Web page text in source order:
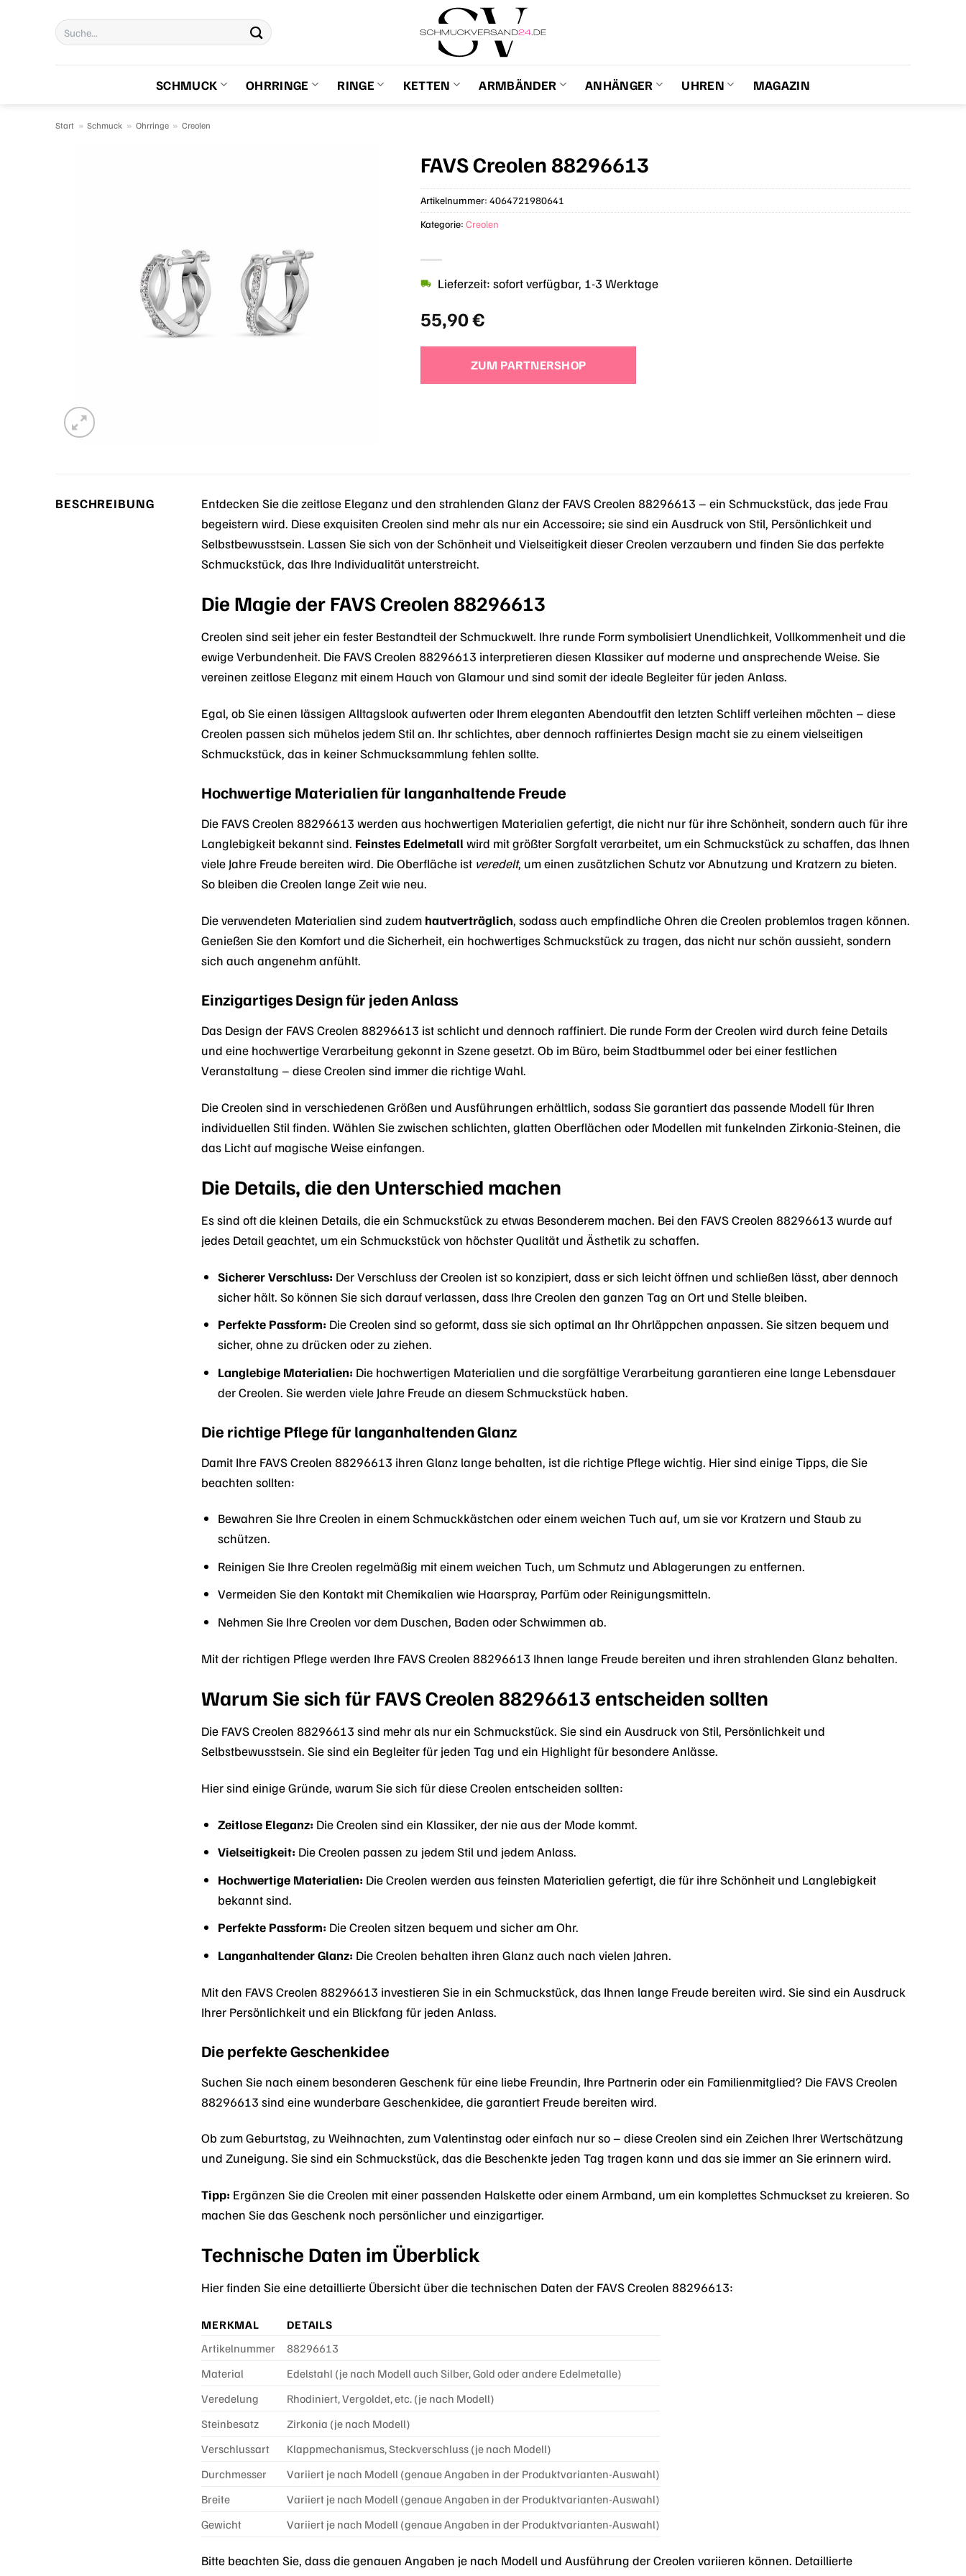
Suchen
nach:
SCHMUCK OHRRINGE RINGE KETTEN ARMBÄNDER ANHÄNGER UHREN MAGAZIN
Start » Schmuck » Ohrringe » Creolen
FAVS Creolen 88296613
55,90€
Lieferzeit: sofort verfügbar, 1-3 Werktage
ZUM PARTNERSHOP
Artikelnummer:4064721980641
Kategorie:Creolen
BESCHREIBUNG
Entdecken Sie die zeitlose Eleganz und den strahlenden Glanz der FAVS Creolen 88296613 – ein Schmuckstück, das jede Frau
begeistern wird. Diese exquisiten Creolen sind mehr als nur ein Accessoire; sie sind ein Ausdruck von Stil, Persönlichkeit und
Selbstbewusstsein. Lassen Sie sich von der Schönheit und Vielseitigkeit dieser Creolen verzaubern und finden Sie das perfekte
Schmuckstück, das Ihre Individualität unterstreicht.
Die Magie der FAVS Creolen 88296613
Creolen sind seit jeher ein fester Bestandteil der Schmuckwelt. Ihre runde Form symbolisiert Unendlichkeit, Vollkommenheit und die
ewige Verbundenheit. Die FAVS Creolen 88296613 interpretieren diesen Klassiker auf moderne und ansprechende Weise. Sie
vereinen zeitlose Eleganz mit einem Hauch von Glamour und sind somit der ideale Begleiter für jeden Anlass.
Egal, ob Sie einen lässigen Alltagslook aufwerten oder Ihrem eleganten Abendoutfit den letzten Schliff verleihen möchten – diese
Creolen passen sich mühelos jedem Stil an. Ihr schlichtes, aber dennoch raffiniertes Design macht sie zu einem vielseitigen
Schmuckstück, das in keiner Schmucksammlung fehlen sollte.
Hochwertige Materialien für langanhaltende Freude
Die FAVS Creolen 88296613 werden aus hochwertigen Materialien gefertigt, die nicht nur für ihre Schönheit, sondern auch für ihre
Langlebigkeit bekannt sind. Feinstes Edelmetall wird mit größter Sorgfalt verarbeitet, um ein Schmuckstück zu schaffen, das Ihnen
viele Jahre Freude bereiten wird. Die Oberfläche ist veredelt, um einen zusätzlichen Schutz vor Abnutzung und Kratzern zu bieten.
So bleiben die Creolen lange Zeit wie neu.
Die verwendeten Materialien sind zudem hautverträglich, sodass auch empfindliche Ohren die Creolen problemlos tragen können.
Genießen Sie den Komfort und die Sicherheit, ein hochwertiges Schmuckstück zu tragen, das nicht nur schön aussieht, sondern
sich auch angenehm anfühlt.
Einzigartiges Design für jeden Anlass
Das Design der FAVS Creolen 88296613 ist schlicht und dennoch raffiniert. Die runde Form der Creolen wird durch feine Details
und eine hochwertige Verarbeitung gekonnt in Szene gesetzt. Ob im Büro, beim Stadtbummel oder bei einer festlichen
Veranstaltung – diese Creolen sind immer die richtige Wahl.
Die Creolen sind in verschiedenen Größen und Ausführungen erhältlich, sodass Sie garantiert das passende Modell für Ihren
individuellen Stil finden. Wählen Sie zwischen schlichten, glatten Oberflächen oder Modellen mit funkelnden Zirkonia-Steinen, die
das Licht auf magische Weise einfangen.
Die Details, die den Unterschied machen
Es sind oft die kleinen Details, die ein Schmuckstück zu etwas Besonderem machen. Bei den FAVS Creolen 88296613 wurde auf
jedes Detail geachtet, um ein Schmuckstück von höchster Qualität und Ästhetik zu schaffen.
Sicherer Verschluss: Der Verschluss der Creolen ist so konzipiert, dass er sich leicht öffnen und schließen lässt, aber dennoch
sicher hält. So können Sie sich darauf verlassen, dass Ihre Creolen den ganzen Tag an Ort und Stelle bleiben.
Perfekte Passform: Die Creolen sind so geformt, dass sie sich optimal an Ihr Ohrläppchen anpassen. Sie sitzen bequem und
sicher, ohne zu drücken oder zu ziehen.
Langlebige Materialien: Die hochwertigen Materialien und die sorgfältige Verarbeitung garantieren eine lange Lebensdauer
der Creolen. Sie werden viele Jahre Freude an diesem Schmuckstück haben.
Die richtige Pflege für langanhaltenden Glanz
Damit Ihre FAVS Creolen 88296613 ihren Glanz lange behalten, ist die richtige Pflege wichtig. Hier sind einige Tipps, die Sie
beachten sollten:
Bewahren Sie Ihre Creolen in einem Schmuckkästchen oder einem weichen Tuch auf, um sie vor Kratzern und Staub zu
schützen.
Reinigen Sie Ihre Creolen regelmäßig mit einem weichen Tuch, um Schmutz und Ablagerungen zu entfernen.
Vermeiden Sie den Kontakt mit Chemikalien wie Haarspray, Parfüm oder Reinigungsmitteln.
Nehmen Sie Ihre Creolen vor dem Duschen, Baden oder Schwimmen ab.
Mit der richtigen Pflege werden Ihre FAVS Creolen 88296613 Ihnen lange Freude bereiten und ihren strahlenden Glanz behalten.
Warum Sie sich für FAVS Creolen 88296613 entscheiden sollten
Die FAVS Creolen 88296613 sind mehr als nur ein Schmuckstück. Sie sind ein Ausdruck von Stil, Persönlichkeit und
Selbstbewusstsein. Sie sind ein Begleiter für jeden Tag und ein Highlight für besondere Anlässe.
Hier sind einige Gründe, warum Sie sich für diese Creolen entscheiden sollten:
Zeitlose Eleganz: Die Creolen sind ein Klassiker, der nie aus der Mode kommt.
Vielseitigkeit: Die Creolen passen zu jedem Stil und jedem Anlass.
Hochwertige Materialien: Die Creolen werden aus feinsten Materialien gefertigt, die für ihre Schönheit und Langlebigkeit
bekannt sind.
Perfekte Passform: Die Creolen sitzen bequem und sicher am Ohr.
Langanhaltender Glanz: Die Creolen behalten ihren Glanz auch nach vielen Jahren.
Mit den FAVS Creolen 88296613 investieren Sie in ein Schmuckstück, das Ihnen lange Freude bereiten wird. Sie sind ein Ausdruck
Ihrer Persönlichkeit und ein Blickfang für jeden Anlass.
Die perfekte Geschenkidee
Suchen Sie nach einem besonderen Geschenk für eine liebe Freundin, Ihre Partnerin oder ein Familienmitglied? Die FAVS Creolen
88296613 sind eine wunderbare Geschenkidee, die garantiert Freude bereiten wird.
Ob zum Geburtstag, zu Weihnachten, zum Valentinstag oder einfach nur so – diese Creolen sind ein Zeichen Ihrer Wertschätzung
und Zuneigung. Sie sind ein Schmuckstück, das die Beschenkte jeden Tag tragen kann und das sie immer an Sie erinnern wird.
Tipp: Ergänzen Sie die Creolen mit einer passenden Halskette oder einem Armband, um ein komplettes Schmuckset zu kreieren. So
machen Sie das Geschenk noch persönlicher und einzigartiger.
Technische Daten im Überblick
Hier finden Sie eine detaillierte Übersicht über die technischen Daten der FAVS Creolen 88296613:
MERKMAL
DETAILS
Artikelnummer
88296613
Material
Edelstahl (je nach Modell auch Silber, Gold oder andere Edelmetalle)
Veredelung
Rhodiniert, Vergoldet, etc. (je nach Modell)
Steinbesatz
Zirkonia (je nach Modell)
Verschlussart
Klappmechanismus, Steckverschluss (je nach Modell)
Durchmesser
Variiert je nach Modell (genaue Angaben in der Produktvarianten-Auswahl)
Breite
Variiert je nach Modell (genaue Angaben in der Produktvarianten-Auswahl)
Gewicht
Variiert je nach Modell (genaue Angaben in der Produktvarianten-Auswahl)
Bitte beachten Sie, dass die genauen Angaben je nach Modell und Ausführung der Creolen variieren können. Detaillierte